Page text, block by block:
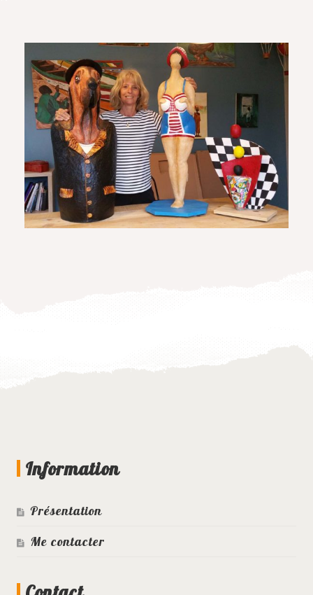
Information
Présentation
Me contacter